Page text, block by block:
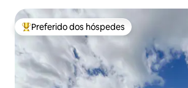
Entre os melhores preferidos dos hóspedes
Preferido dos hóspedes